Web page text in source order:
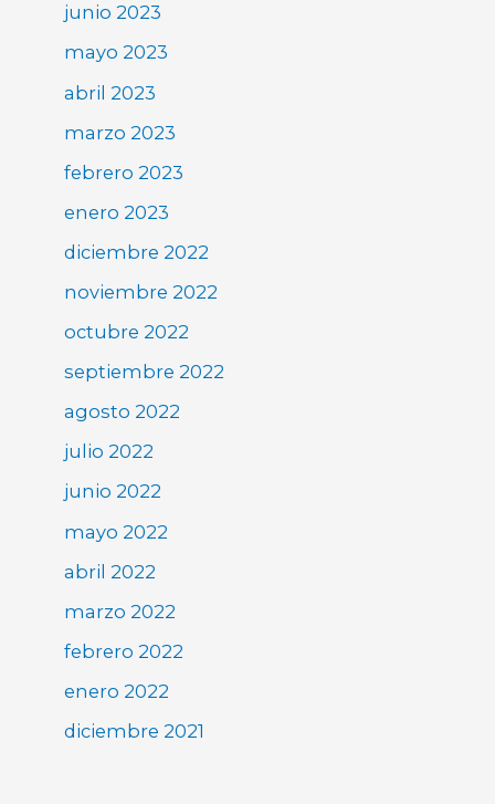
junio 2023
mayo 2023
abril 2023
marzo 2023
febrero 2023
enero 2023
diciembre 2022
noviembre 2022
octubre 2022
septiembre 2022
agosto 2022
julio 2022
junio 2022
mayo 2022
abril 2022
marzo 2022
febrero 2022
enero 2022
diciembre 2021